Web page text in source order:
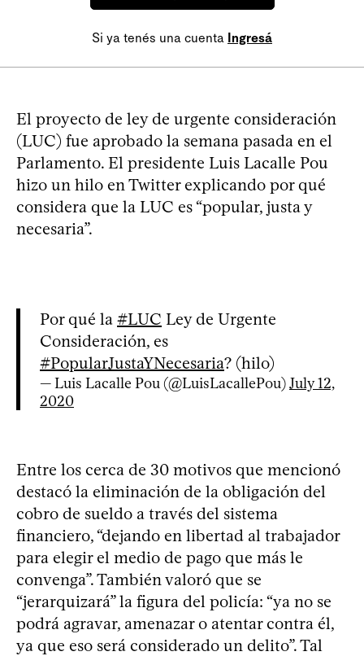
Si ya tenés una cuenta Ingresá
El proyecto de ley de urgente consideración
(LUC) fue aprobado la semana pasada en el
Parlamento. El presidente Luis Lacalle Pou
hizo un hilo en Twitter explicando por qué
considera que la LUC es “popular, justa y
necesaria”.
Por qué la #LUC Ley de Urgente
Consideración, es
#PopularJustaYNecesaria? (hilo)
— Luis Lacalle Pou (@LuisLacallePou)July 12,
2020
Entre los cerca de 30 motivos que mencionó
destacó la eliminación de la obligación del
cobro de sueldo a través del sistema
financiero, “dejando en libertad al trabajador
para elegir el medio de pago que más le
convenga”. También valoró que se
“jerarquizará” la figura del policía: “ya no se
podrá agravar, amenazar o atentar contra él,
ya que eso será considerado un delito”. Tal